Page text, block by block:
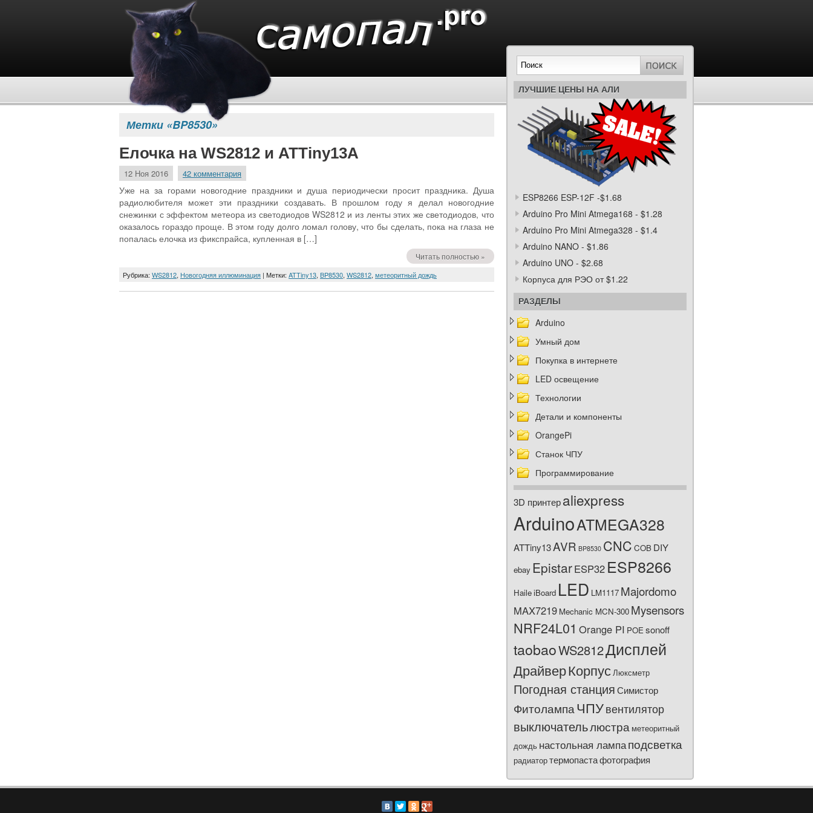
Метки «BP8530»
Елочка на WS2812 и ATTiny13A
12 Ноя 2016 42 комментария
Уже на за горами новогодние праздники и душа периодически просит праздника. Душа
радиолюбителя может эти праздники создавать. В прошлом году я делал новогодние
снежинки с эффектом метеора из светодиодов WS2812 и из ленты этих же светодиодов, что
оказалось гораздо проще. В этом году долго ломал голову, что бы сделать, пока на глаза не
попалась елочка из фикспрайса, купленная в […]
Читать полностью »
Рубрика: WS2812, Новогодняя иллюминация | Метки: ATTiny13, BP8530, WS2812, метеоритный дождь
ЛУЧШИЕ ЦЕНЫ НА АЛИ
ESP8266 ESP-12F -$1.68
Arduino Pro Mini Atmega168 - $1.28
Arduino Pro Mini Atmega328 - $1.4
Arduino NANO - $1.86
Arduino UNO - $2.68
Корпуса для РЭО от $1.22
РАЗДЕЛЫ
Arduino
Умный дом
Покупка в интернете
LED освещение
Технологии
Детали и компоненты
OrangePi
Станок ЧПУ
Программирование
3D принтерaliexpress
ArduinoATMEGA328
ATTiny13AVR BP8530 CNC COB DIY
ebay EpistarESP32 ESP8266
HaileiBoard LED LM1117 Majordomo
MAX7219 Mechanic MCN-300 Mysensors
NRF24L01 Orange PI POEsonoff
taobaoWS2812Дисплей
ДрайверКорпусЛюксметр
Погодная станцияСимистор
ФитолампаЧПУвентилятор
выключательлюстра метеоритный
дождь настольная лампаподсветка
радиатортермопастафотография